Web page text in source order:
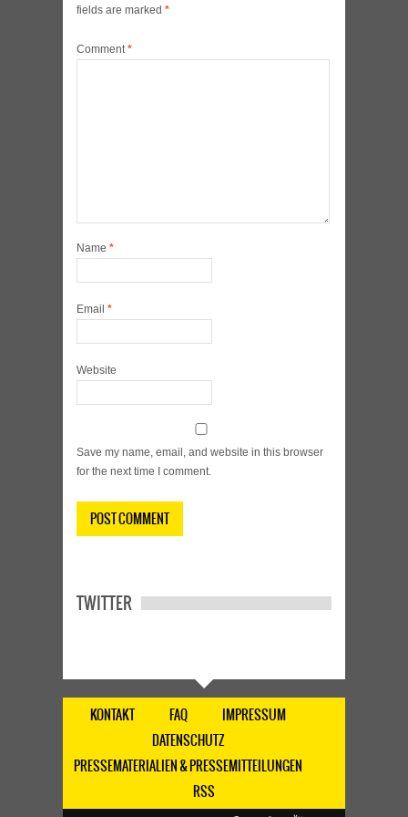
fields are marked *
Comment*
Name *
Email *
Website
Save my name, email, and website in this browser
for the next time I comment.
TWITTER
KONTAKT FAQ
IMPRESSUM
DATENSCHUTZ
PRESSEMATERIALIEN & PRESSEMITTEILUNGEN
RSS